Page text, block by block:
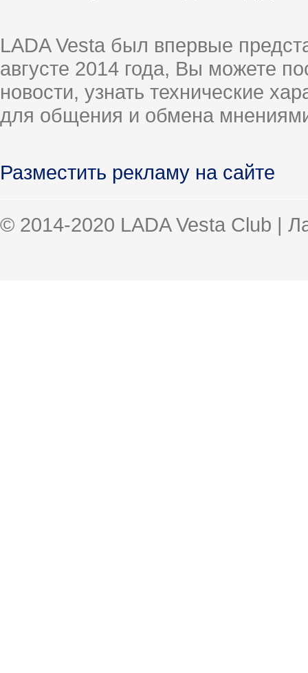
LADA Vesta был впервые
августе 2014 года, Вы можете
новости, узнать технические
для общения и обмена
Разместить рекламу на сайте
© 2014-2020 LADA Vesta Club |